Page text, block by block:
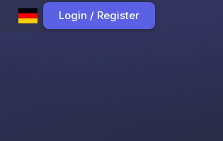
Login / Register